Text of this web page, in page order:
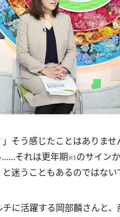
そう感じたことはありま
……それは更年期※1のサイン
迷うこともあるのではない
に活躍する岡部麟さんと